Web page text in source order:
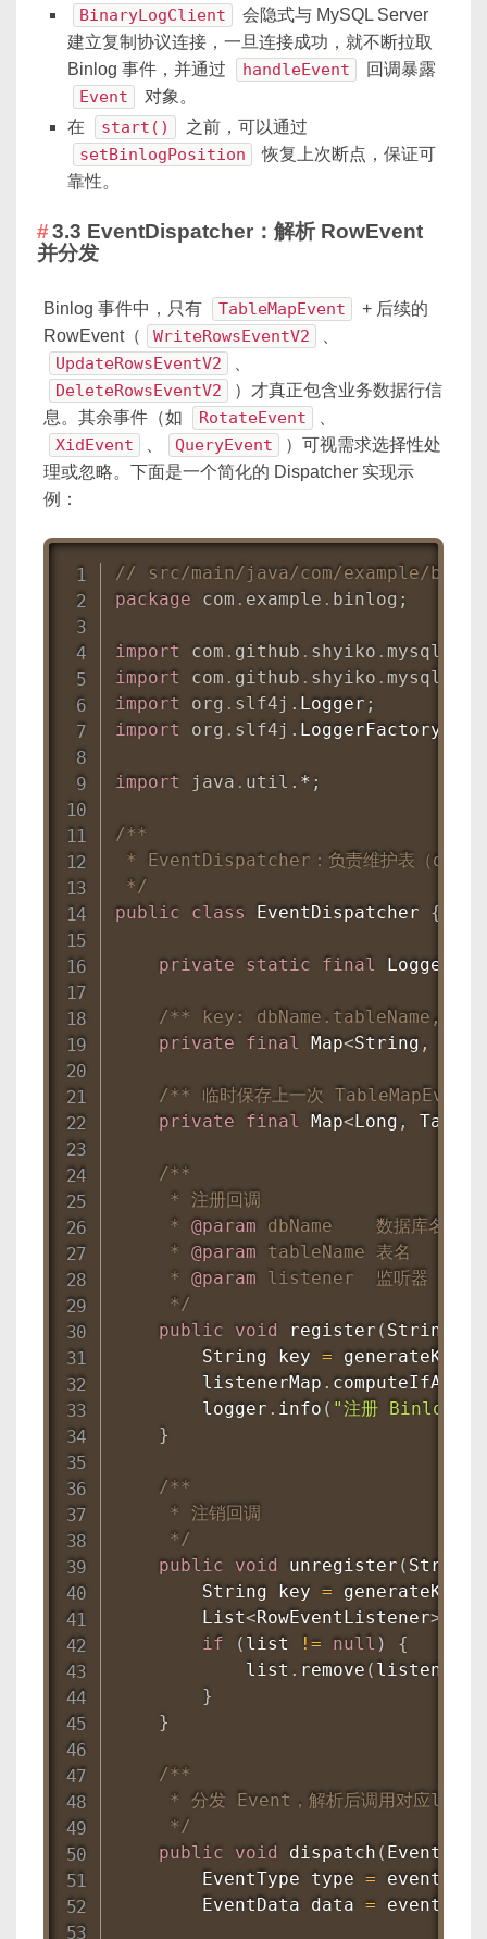
BinaryLogClient
会隐式与 MySQL Server
建立复制协议连接，一旦连接成功，就不断拉取
Binlog 事件，并通过
handleEvent 回调暴露
Event
对象。
在
start() 之前，可以通过
setBinlogPosition
恢复上次断点，保证可
靠性。
3.3 EventDispatcher：解析 RowEvent
并分发
Binlog 事件中，只有 TableMapEvent
+ 后续的
RowEvent（
WriteRowsEventV2
UpdateRowsEventV2
DeleteRowsEventV2
）才真正包含业务数据行信
息。其余事件（如
RotateEvent
XidEvent QueryEvent
）可视需求选择性处
理或忽略。下面是一个简化的 Dispatcher 实现示
例：
// src/main/java/com/example/
package
com . example . binlog ;
import com . github . shyiko . mysql
import
com . github . shyiko . mysql
import
org . slf4j . Logger ;
import
org . slf4j . LoggerFactory
import java . util . * ;
/**
* EventDispatcher：负责维护表（
*/
public
class EventDispatcher {
private static final Logger
/** key:
private
final Map<String ,
/** 临时保存上一次
private
final Map<Long ,
/**
     * 注册回调
     *
@param dbName
    数据库名
     *
@param tableName 表名
     *
@param listener
  监听器
     */
public
void register ( String
String key = generateKey
        listenerMap
.
        logger
. info ( "注册 Binlog
}
/**
     * 注销回调
     */
public
void unregister ( String
String key = generateKey
List<RowEventListener>
if
( list != null )
{
            list
. remove ( listener
}
}
/**
* 分发 Event，解析后调用对应
     */
public
void dispatch ( Event
EventType type = event
EventData data = event